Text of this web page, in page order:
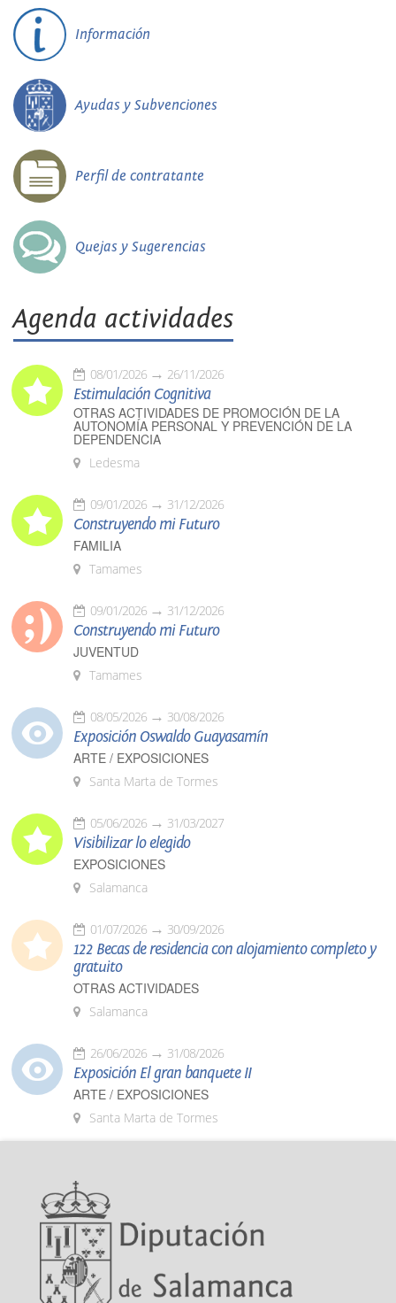
Información
Ayudas y Subvenciones
Perfil de contratante
Quejas y Sugerencias
Agenda actividades
08/01/2026 26/11/2026
Estimulación Cognitiva
OTRAS ACTIVIDADES DE PROMOCIÓN DE LA
AUTONOMÍA PERSONAL Y PREVENCIÓN DE LA
DEPENDENCIA
Ledesma
09/01/2026 31/12/2026
Construyendo mi Futuro
FAMILIA
Tamames
09/01/2026 31/12/2026
Construyendo mi Futuro
JUVENTUD
Tamames
08/05/2026 30/08/2026
Exposición Oswaldo Guayasamín
ARTE / EXPOSICIONES
Santa Marta de Tormes
05/06/2026 31/03/2027
Visibilizar lo elegido
EXPOSICIONES
Salamanca
01/07/2026 30/09/2026
122 Becas de residencia con alojamiento completo y
gratuito
OTRAS ACTIVIDADES
Salamanca
26/06/2026 31/08/2026
Exposición El gran banquete II
ARTE / EXPOSICIONES
Santa Marta de Tormes